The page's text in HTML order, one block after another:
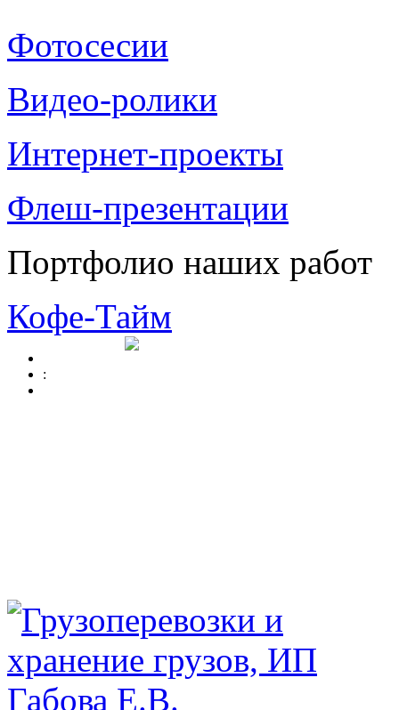
Фотосесии
Видео-ролики
Интернет-проекты
Флеш-презентации
Портфолио наших работ
Кофе-Тайм
: